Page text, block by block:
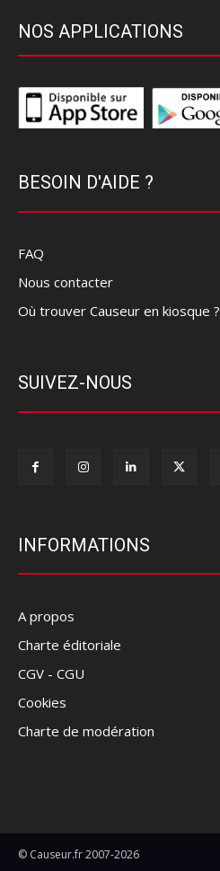
NOS APPLICATIONS
BESOIN D'AIDE ?
FAQ
Nous contacter
Où trouver Causeur en kiosque ?
SUIVEZ-NOUS
INFORMATIONS
A propos
Charte éditoriale
CGV - CGU
Cookies
Charte de modération
© Causeur.fr 2007-2026